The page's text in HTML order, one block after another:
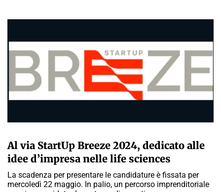
Al via StartUp Breeze 2024, dedicato alle
idee d’impresa nelle life sciences
La scadenza per presentare le candidature è fissata per
mercoledì 22 maggio. In palio, un percorso imprenditoriale